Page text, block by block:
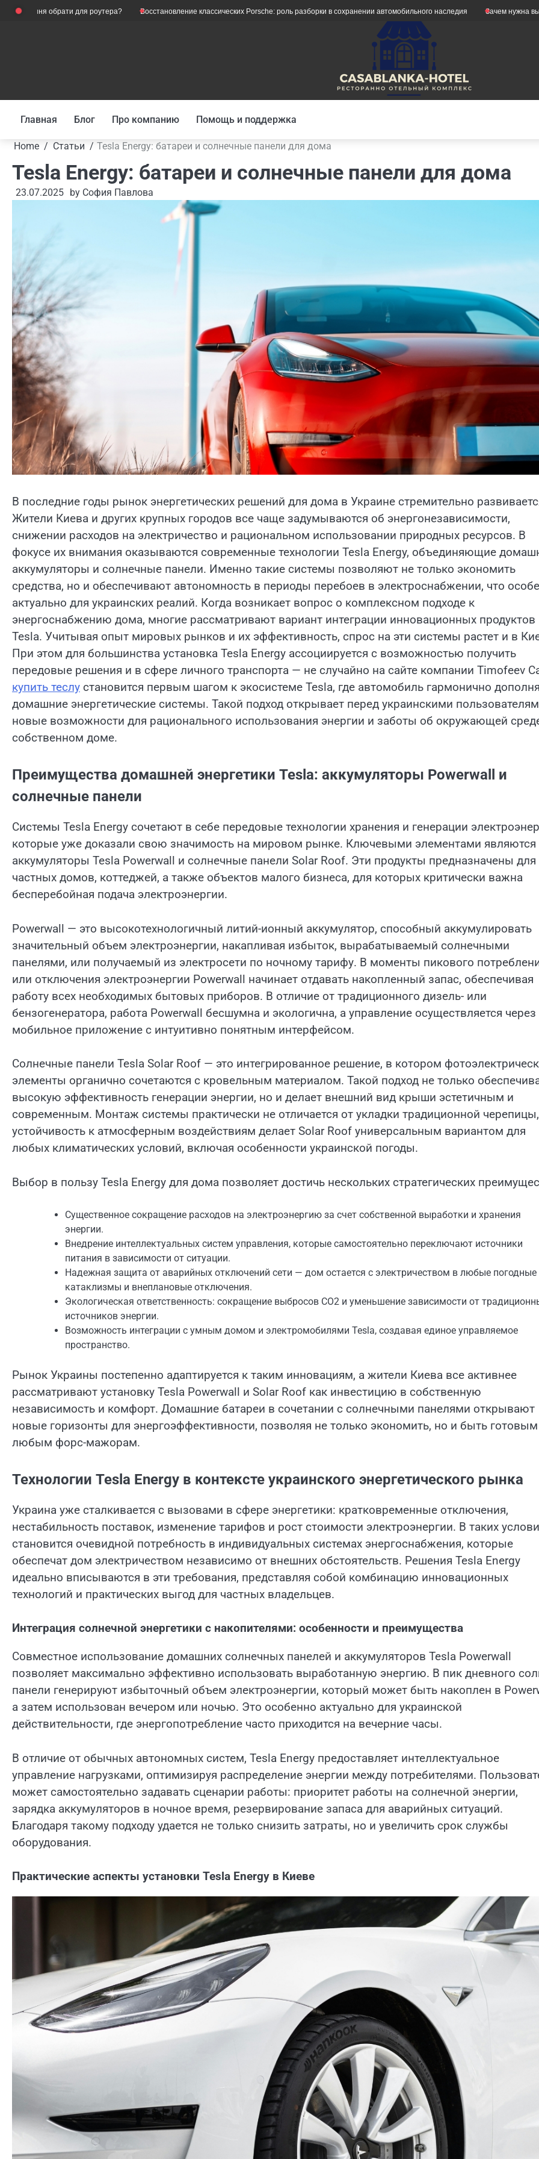
Skipобрати для роутера? Восстановление классических Porsche: роль разборки в сохранении автомобильного наследия Зачем нужна вытяжка
Главная Блог Про компанию Помощь и поддержка
Home Статьи Tesla Energy: батареи и солнечные панели для дома
Tesla Energy: батареи и солнечные панели для дома
23.07.2025 by София Павлова
В последние годы рынок энергетических решений для дома в Украине стремительно
Жители Киева и других крупных городов все чаще задумываются об энергонезависимости,
снижении расходов на электричество и рациональном использовании природных ресурсов. В
фокусе их внимания оказываются современные технологии Tesla Energy, объединяющие
аккумуляторы и солнечные панели. Именно такие системы позволяют не только экономить
средства, но и обеспечивают автономность в периоды перебоев в электроснабжении, что
актуально для украинских реалий. Когда возникает вопрос о комплексном подходе к
энергоснабжению дома, многие рассматривают вариант интеграции инновационных продуктов
Tesla. Учитывая опыт мировых рынков и их эффективность, спрос на эти системы растет и в
При этом для большинства установка Tesla Energy ассоциируется с возможностью получить
передовые решения и в сфере личного транспорта — не случайно на сайте компании Timofeev
купить теслу становится первым шагом к экосистеме Tesla, где автомобиль гармонично
домашние энергетические системы. Такой подход открывает перед украинскими
новые возможности для рационального использования энергии и заботы об окружающей
собственном доме.
Преимущества домашней энергетики Tesla: аккумуляторы Powerwall и
солнечные панели
Системы Tesla Energy сочетают в себе передовые технологии хранения и генерации
которые уже доказали свою значимость на мировом рынке. Ключевыми элементами являются
аккумуляторы Tesla Powerwall и солнечные панели Solar Roof. Эти продукты предназначены для
частных домов, коттеджей, а также объектов малого бизнеса, для которых критически важна
бесперебойная подача электроэнергии.
Powerwall — это высокотехнологичный литий-ионный аккумулятор, способный аккумулировать
значительный объем электроэнергии, накапливая избыток, вырабатываемый солнечными
панелями, или получаемый из электросети по ночному тарифу. В моменты пикового
или отключения электроэнергии Powerwall начинает отдавать накопленный запас, обеспечивая
работу всех необходимых бытовых приборов. В отличие от традиционного дизель- или
бензогенератора, работа Powerwall бесшумна и экологична, а управление осуществляется через
мобильное приложение с интуитивно понятным интерфейсом.
Солнечные панели Tesla Solar Roof — это интегрированное решение, в котором
элементы органично сочетаются с кровельным материалом. Такой подход не только
высокую эффективность генерации энергии, но и делает внешний вид крыши эстетичным и
современным. Монтаж системы практически не отличается от укладки традиционной
устойчивость к атмосферным воздействиям делает Solar Roof универсальным вариантом для
любых климатических условий, включая особенности украинской погоды.
Выбор в пользу Tesla Energy для дома позволяет достичь нескольких стратегических
Существенное сокращение расходов на электроэнергию за счет собственной выработки и хранения
энергии.
Внедрение интеллектуальных систем управления, которые самостоятельно переключают источники
питания в зависимости от ситуации.
Надежная защита от аварийных отключений сети — дом остается с электричеством в любые погодные
катаклизмы и внеплановые отключения.
Экологическая ответственность: сокращение выбросов CO2 и уменьшение зависимости от
источников энергии.
Возможность интеграции с умным домом и электромобилями Tesla, создавая единое управляемое
пространство.
Рынок Украины постепенно адаптируется к таким инновациям, а жители Киева все активнее
рассматривают установку Tesla Powerwall и Solar Roof как инвестицию в собственную
независимость и комфорт. Домашние батареи в сочетании с солнечными панелями открывают
новые горизонты для энергоэффективности, позволяя не только экономить, но и быть
любым форс-мажорам.
Технологии Tesla Energy в контексте украинского энергетического рынка
Украина уже сталкивается с вызовами в сфере энергетики: кратковременные отключения,
нестабильность поставок, изменение тарифов и рост стоимости электроэнергии. В таких
становится очевидной потребность в индивидуальных системах энергоснабжения, которые
обеспечат дом электричеством независимо от внешних обстоятельств. Решения Tesla Energy
идеально вписываются в эти требования, представляя собой комбинацию инновационных
технологий и практических выгод для частных владельцев.
Интеграция солнечной энергетики с накопителями: особенности и преимущества
Совместное использование домашних солнечных панелей и аккумуляторов Tesla Powerwall
позволяет максимально эффективно использовать выработанную энергию. В пик дневного
панели генерируют избыточный объем электроэнергии, который может быть накоплен в
а затем использован вечером или ночью. Это особенно актуально для украинской
действительности, где энергопотребление часто приходится на вечерние часы.
В отличие от обычных автономных систем, Tesla Energy предоставляет интеллектуальное
управление нагрузками, оптимизируя распределение энергии между потребителями.
может самостоятельно задавать сценарии работы: приоритет работы на солнечной энергии,
зарядка аккумуляторов в ночное время, резервирование запаса для аварийных ситуаций.
Благодаря такому подходу удается не только снизить затраты, но и увеличить срок службы
оборудования.
Практические аспекты установки Tesla Energy в Киеве